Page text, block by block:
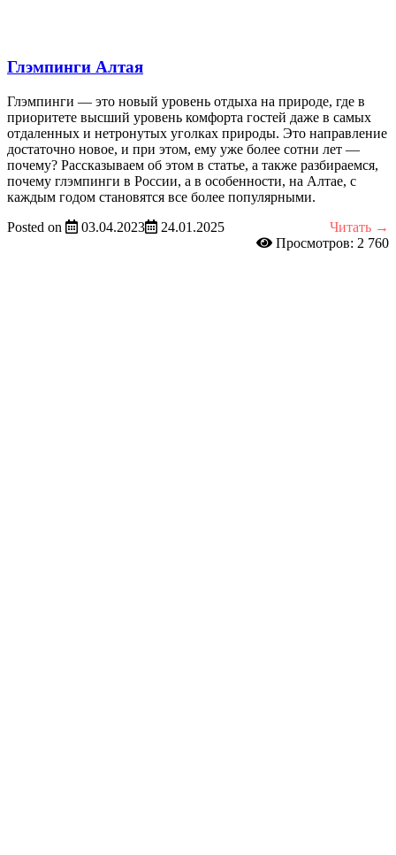
Глэмпинги Алтая
Глэмпинги — это новый уровень отдыха на природе, где в
приоритете высший уровень комфорта гостей даже в самых
отдаленных и нетронутых уголках природы. Это направление
достаточно новое, и при этом, ему уже более сотни лет —
почему? Рассказываем об этом в статье, а также разбираемся,
почему глэмпинги в России, а в особенности, на Алтае, с
каждым годом становятся все более популярными.
Читать →
Posted on 03.04.2023
24.01.2025
Просмотров: 2 760